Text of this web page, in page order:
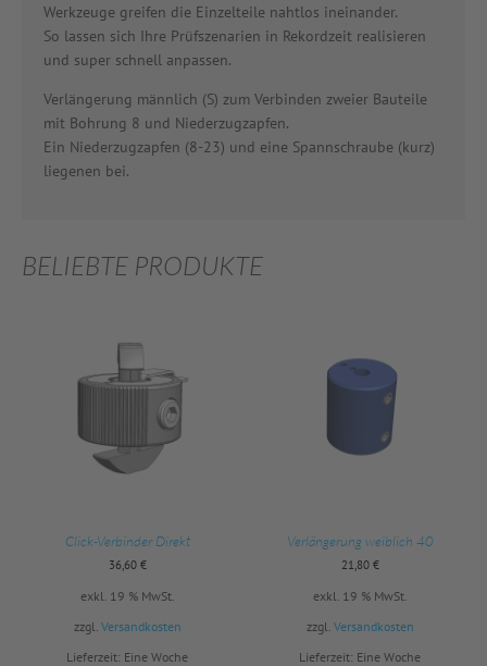
Werkzeuge greifen die Einzelteile nahtlos ineinander.
So lassen sich Ihre Prüfszenarien in Rekordzeit realisieren
und super schnell anpassen.
Verlängerung männlich (S) zum Verbinden zweier Bauteile
mit Bohrung 8 und Niederzugzapfen.
Ein Niederzugzapfen (8-23) und eine Spannschraube (kurz)
liegenen bei.
BELIEBTE PRODUKTE
Click-Verbinder Direkt
36,60 €
exkl. 19 % MwSt.
zzgl. Versandkosten
Lieferzeit: Eine Woche
Verlängerung weiblich 40
21,80 €
exkl. 19 % MwSt.
zzgl. Versandkosten
Lieferzeit: Eine Woche